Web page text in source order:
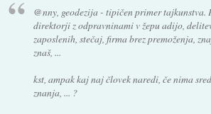
@nny, geodezija - tipičen primer tajkunstva.
direktorji z odpravninami v žepu adijo,
zaposlenih, stečaj, firma brez premoženja,
znaš, ...
kst, ampak kaj naj človek naredi, če nima
znanja, ... ?